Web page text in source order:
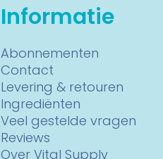
Informatie
Abonnementen
Contact
Levering & retouren
Ingrediënten
Veel gestelde vragen
Reviews
Over Vital Supply